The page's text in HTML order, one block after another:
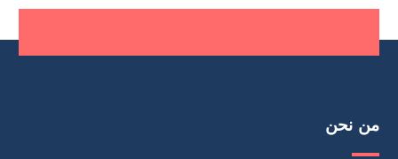
من نحن